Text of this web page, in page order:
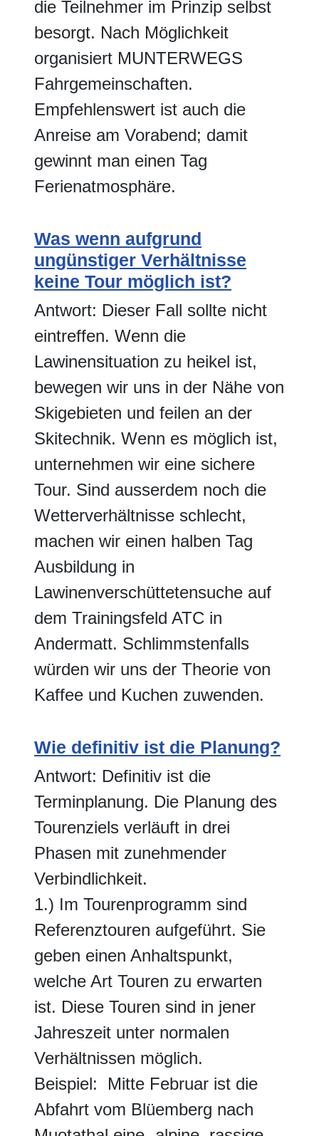
die Teilnehmer im Prinzip selbst
besorgt. Nach Möglichkeit
organisiert MUNTERWEGS
Fahrgemeinschaften.
Empfehlenswert ist auch die
Anreise am Vorabend; damit
gewinnt man einen Tag
Ferienatmosphäre.
Was wenn aufgrund
ungünstiger Verhältnisse
keine Tour möglich ist?
Antwort: Dieser Fall sollte nicht
eintreffen. Wenn die
Lawinensituation zu heikel ist,
bewegen wir uns in der Nähe von
Skigebieten und feilen an der
Skitechnik. Wenn es möglich ist,
unternehmen wir eine sichere
Tour. Sind ausserdem noch die
Wetterverhältnisse schlecht,
machen wir einen halben Tag
Ausbildung in
Lawinenverschüttetensuche auf
dem Trainingsfeld ATC in
Andermatt. Schlimmstenfalls
würden wir uns der Theorie von
Kaffee und Kuchen zuwenden.
Wie definitiv ist die Planung?
Antwort: Definitiv ist die
Terminplanung. Die Planung des
Tourenziels verläuft in drei
Phasen mit zunehmender
Verbindlichkeit.
1.) Im Tourenprogramm sind
Referenztouren aufgeführt. Sie
geben einen Anhaltspunkt,
welche Art Touren zu erwarten
ist. Diese Touren sind in jener
Jahreszeit unter normalen
Verhältnissen möglich.
Beispiel: Mitte Februar ist die
Abfahrt vom Blüemberg nach